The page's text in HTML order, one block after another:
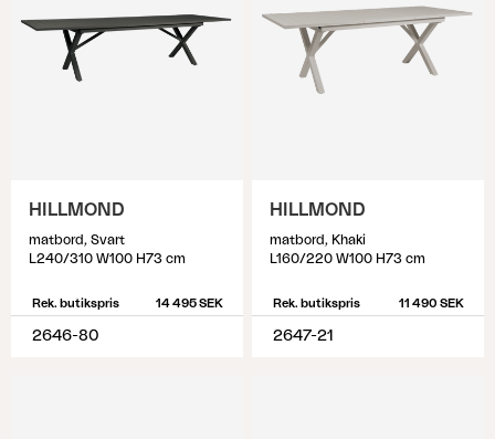
HILLMOND
matbord, Svart
L240/310 W100 H73 cm
Rek. butikspris 14 495 SEK
2646-80
HILLMOND
matbord, Khaki
L160/220 W100 H73 cm
Rek. butikspris 11 490 SEK
2647-21